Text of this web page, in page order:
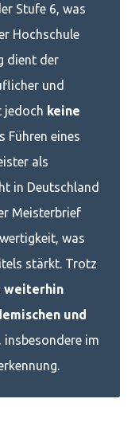
Stufe 6, was
Hochschule
dient der
und
jedoch keine
Führen eines
als
in Deutschland
Meisterbrief
was
stärkt. Trotz
weiterhin
und
, insbesondere im